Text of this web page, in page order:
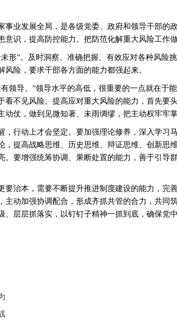
事业发展全局，是各级党委、政府和领导干部
识，提高防控能力。把防范化解重大风险工作
形”。及时洞察、准确把握、有效应对各种风
险，要求干部各方面的能力都强起来。
领导。”领导水平的高低，很重要的一点就在于
看不见风险。提高应对重大风险的能力，首先
仗，做到见微知著、未雨绸缪，把主动权牢牢掌
，行动上才会坚定。要加强理论修养，深入学
，提高战略思维、历史思维、辩证思维、创新
。要增强统筹协调、果断处置的能力，善于引
要治本，需要不断提升推进制度建设的能力，
主动加强协调配合，形成齐抓共管的合力，共
层层抓落实，以钉钉子精神一抓到底，确保党